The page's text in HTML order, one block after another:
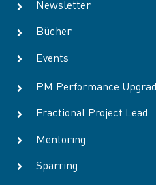
Newsletter
Bücher
Events
PM Performance
Fractional Project Lead
Mentoring
Sparring